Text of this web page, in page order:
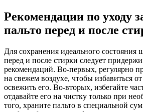
Рекомендации по уходу
пальто перед и после
Для сохранения идеального состояния
перед и после стирки следует
рекомендаций. Во-первых, регулярно
на свежем воздухе, чтобы избавиться
освежить его. Во-вторых, избегайте
отдавайте его на чистку только при
того, храните пальто в специальной